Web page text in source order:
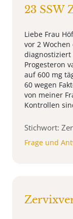
23 SSW
Liebe Frau
vor 2
diagnostiziert
Progesteron
auf 600 mg
60 wegen
von meiner
Kontrollen
Stichwort:
Frage und